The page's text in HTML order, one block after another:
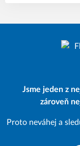
Jsme jeden z
zároveň
Proto neváhej a